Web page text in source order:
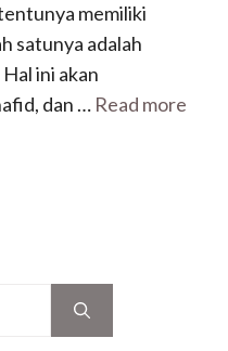
memiliki
satunya adalah
ini akan
dan … Read more